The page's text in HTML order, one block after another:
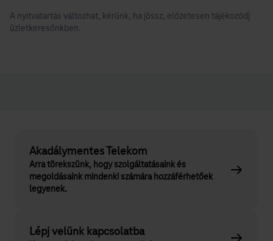
A nyitvatartás változhat, kérünk, ha jössz, előzetesen tájékozódj
üzletkeresőnkben.
Akadálymentes Telekom
Arra törekszünk, hogy szolgáltatásaink és
megoldásaink mindenki számára hozzáférhetőek
legyenek.
Lépj velünk kapcsolatba